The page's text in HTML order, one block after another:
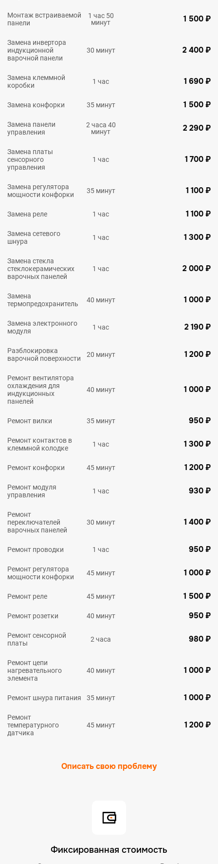
Монтаж встраиваемой
панели
1 час 50
минут
1 500 ₽
Замена инвертора
индукционной
варочной панели
30 минут 2 400 ₽
Замена клеммной
коробки
1 час 1 690 ₽
Замена конфорки 35 минут 1 500 ₽
Замена панели
управления
2 часа 40
минут
2 290 ₽
Замена платы
сенсорного
управления
1 час 1 700 ₽
Замена регулятора
мощности конфорки
35 минут 1 100 ₽
Замена реле 1 час 1 100 ₽
Замена сетевого
шнура
1 час 1 300 ₽
Замена стекла
стеклокерамических
варочных панелей
1 час 2 000 ₽
Замена
термопредохранитель
40 минут 1 000 ₽
Замена электронного
модуля
1 час 2 190 ₽
Разблокировка
варочной поверхности
20 минут 1 200 ₽
Ремонт вентилятора
охлаждения для
индукционных
панелей
40 минут 1 000 ₽
Ремонт вилки 35 минут 950 ₽
Ремонт контактов в
клеммной колодке
1 час 1 300 ₽
Ремонт конфорки 45 минут 1 200 ₽
Ремонт модуля
управления
1 час 930 ₽
Ремонт
переключателей
варочных панелей
30 минут 1 400 ₽
Ремонт проводки 1 час 950 ₽
Ремонт регулятора
мощности конфорки
45 минут 1 000 ₽
Ремонт реле 45 минут 1 500 ₽
Ремонт розетки 40 минут 950 ₽
Ремонт сенсорной
платы
2 часа 980 ₽
Ремонт цепи
нагревательного
элемента
40 минут 1 000 ₽
Ремонт шнура питания 35 минут 1 000 ₽
Ремонт
температурного
датчика
45 минут 1 200 ₽
Описать свою проблему
Фиксированная стоимость